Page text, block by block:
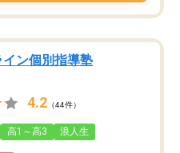
イン個別指導塾
4.2 （44件）
高1～高3 浪人生